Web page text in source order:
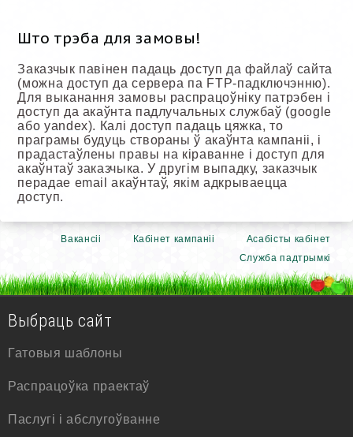
Што трэба для замовы!
Заказчык павінен падаць доступ да файлаў сайта
(можна доступ да сервера па FTP-падключэнню).
Для выканання замовы распрацоўніку патрэбен і
доступ да акаўнта падлучальных службаў (google
або yandex). Калі доступ падаць цяжка, то
праграмы будуць створаны ў акаўнта кампаніі, і
прадастаўлены правы на кіраванне і доступ для
акаўнтаў заказчыка. У другім выпадку, заказчык
перадае email акаўнтаў, якім адкрываецца
доступ.
Вакансіі Кабінет кампаніі
Асабісты кабінет
Служба падтрымкі
Выбраць сайт
Гатовыя шаблоны
Распрацоўка праектаў
Паслугі і абслугоўванне